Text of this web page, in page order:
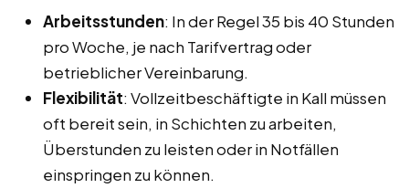
Arbeitsstunden: In der Regel 35 bis 40 Stunden
pro Woche, je nach Tarifvertrag oder
betrieblicher Vereinbarung.
Flexibilität: Vollzeitbeschäftigte in Kall müssen
oft bereit sein, in Schichten zu arbeiten,
Überstunden zu leisten oder in Notfällen
einspringen zu können.